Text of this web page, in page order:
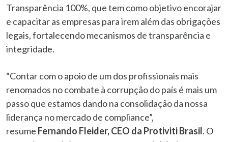
Transparência 100%, que tem como objetivo encorajar
e capacitar as empresas para irem além das obrigações
legais, fortalecendo mecanismos de transparência e
integridade.
“Contar com o apoio de um dos profissionais mais
renomados no combate à corrupção do país é mais um
passo que estamos dando na consolidação da nossa
liderança no mercado de compliance”,
resume Fernando Fleider, CEO da Protiviti Brasil. O